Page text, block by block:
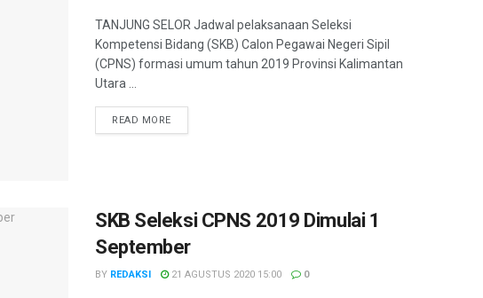
TANJUNG SELOR Jadwal pelaksanaan Seleksi
Kompetensi Bidang (SKB) Calon Pegawai Negeri Sipil
(CPNS) formasi umum tahun 2019 Provinsi Kalimantan
Utara ...
READ MOREDETAILS
SKB Seleksi CPNS 2019 Dimulai 1
September
BY REDAKSI 21 AGUSTUS 2020 15:00 0